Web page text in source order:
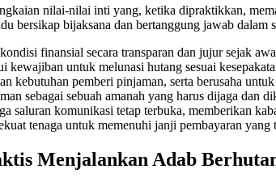
nilai-nilai inti yang, ketika dipraktikkan,
bersikap bijaksana dan bertanggung jawab
finansial secara transparan dan jujur sejak
kewajiban untuk melunasi hutang sesuai
kebutuhan pemberi pinjaman, serta berusaha
sebagai sebuah amanah yang harus dijaga dan
saluran komunikasi tetap terbuka, memberikan
tenaga untuk memenuhi janji pembayaran
Menjalankan Adab